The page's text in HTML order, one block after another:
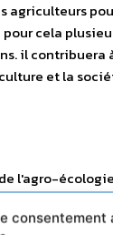
consentement
agriculteurs
cela
il contribuera
et la